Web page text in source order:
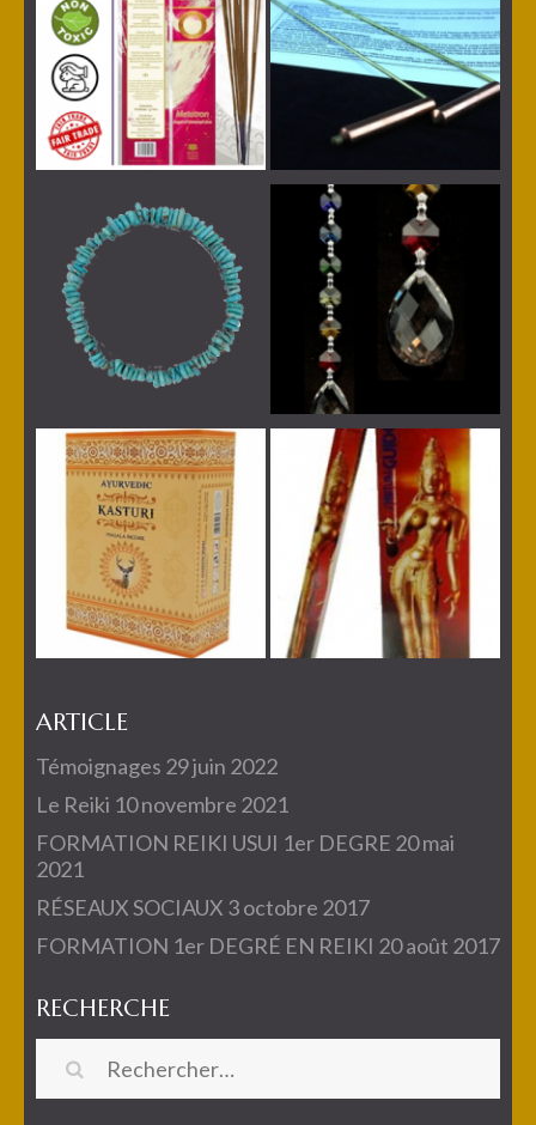
ARTICLE
Témoignages 29 juin 2022
Le Reiki 10 novembre 2021
FORMATION REIKI USUI 1er DEGRE 20 mai
2021
RÉSEAUX SOCIAUX 3 octobre 2017
FORMATION 1er DEGRÉ EN REIKI 20 août 2017
RECHERCHE
Rechercher :